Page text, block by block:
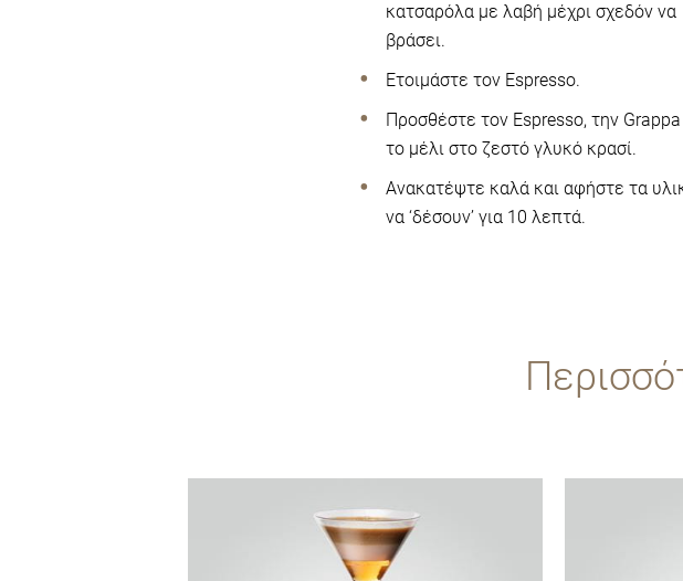
κατσαρόλα με λαβή μέχρι σχεδόν να
βράσει.
Ετοιμάστε τον Εspresso.
Προσθέστε τον Εspresso, την Grappa
το μέλι στο ζεστό γλυκό κρασί.
Ανακατέψτε καλά και αφήστε τα
να ‘δέσουν’ για 10 λεπτά.